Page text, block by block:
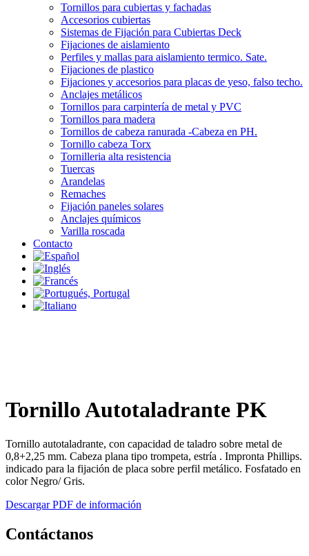
Tornillos para cubiertas y fachadas
Accesorios cubiertas
Sistemas de Fijación para Cubiertas Deck
Fijaciones de aislamiento
Perfiles y mallas para aislamiento termico. Sate.
Fijaciones de plastico
Fijaciones y accesorios para placas de yeso, falso techo.
Anclajes metálicos
Tornillos para carpintería de metal y PVC
Tornillos para madera
Tornillos de cabeza ranurada -Cabeza en PH.
Tornillo cabeza Torx
Tornilleria alta resistencia
Tuercas
Arandelas
Remaches
Fijación paneles solares
Anclajes químicos
Varilla roscada
Contacto
Tornillo Autotaladrante PK
Tornillo autotaladrante, con capacidad de taladro sobre metal de
0,8+2,25 mm. Cabeza plana tipo trompeta, estría . Impronta Phillips.
indicado para la fijación de placa sobre perfil metálico. Fosfatado en
color Negro/ Gris.
Descargar PDF de información
Contáctanos